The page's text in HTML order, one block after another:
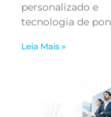
personalizado e
tecnologia de
Leia Mais »